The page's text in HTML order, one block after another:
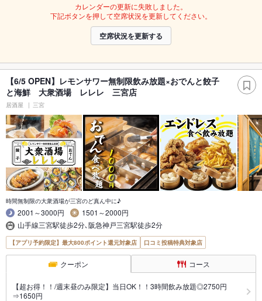
カレンダーの更新に失敗しました。
下記ボタンを押して空席状況を更新してください。
空席状況を更新する
【6/5 OPEN】レモンサワー無制限飲み放題×おでんと餃子
と海鮮 大衆酒場 レレレ 三宮店
居酒屋 三宮
時間無制限の大衆酒場が三宮のど真ん中に♪
2001～3000円
1501～2000円
山手線三宮駅徒歩2分､阪急神戸三宮駅徒歩2分
【アプリ予約限定】最大800ポイント還元対象店 口コミ投稿特典対象店
クーポン コース
【超お得！！/週末昼のみ限定】当日OK！！3時間飲み放題◎2750円
⇒1650円